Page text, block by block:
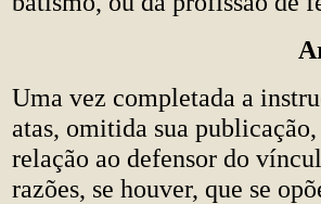
Uma vez completada a
atas, omitida sua
relação ao defensor do
razões, se houver, que se